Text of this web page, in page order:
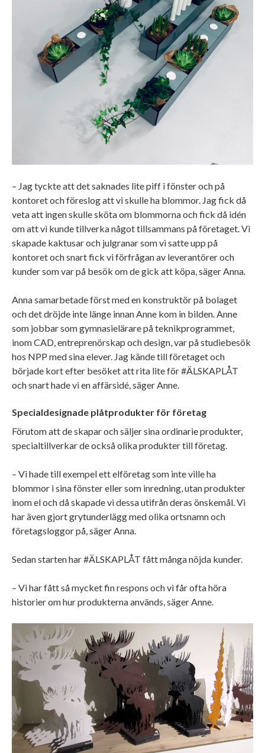
– Jag tyckte att det saknades lite piff i fönster och på
kontoret och föreslog att vi skulle ha blommor. Jag fick då
veta att ingen skulle sköta om blommorna och fick då idén
om att vi kunde tillverka något tillsammans på företaget. Vi
skapade kaktusar och julgranar som vi satte upp på
kontoret och snart fick vi förfrågan av leverantörer och
kunder som var på besök om de gick att köpa, säger Anna.
Anna samarbetade först med en konstruktör på bolaget
och det dröjde inte länge innan Anne kom in bilden. Anne
som jobbar som gymnasielärare på teknikprogrammet,
inom CAD, entreprenörskap och design, var på studiebesök
hos NPP med sina elever. Jag kände till företaget och
började kort efter besöket att rita lite för #ÄLSKAPLÅT
och snart hade vi en affärsidé, säger Anne.
Specialdesignade plåtprodukter för företag
Förutom att de skapar och säljer sina ordinarie produkter,
specialtillverkar de också olika produkter till företag.
– Vi hade till exempel ett elföretag som inte ville ha
blommor i sina fönster eller som inredning, utan produkter
inom el och då skapade vi dessa utifrån deras önskemål. Vi
har även gjort grytunderlägg med olika ortsnamn och
företagsloggor på, säger Anna.
Sedan starten har #ÄLSKAPLÅT fått många nöjda kunder.
– Vi har fått så mycket fin respons och vi får ofta höra
historier om hur produkterna används, säger Anne.